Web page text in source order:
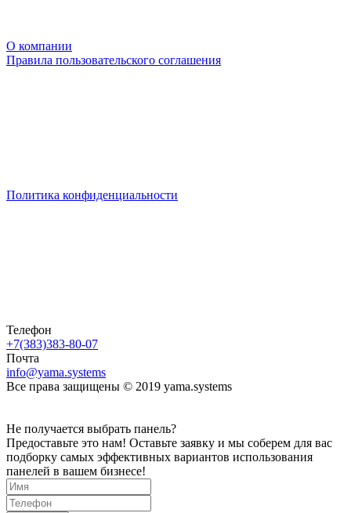
О компании
Правила пользовательского соглашения
Политика конфиденциальности
Телефон
+7(383)383-80-07
Почта
info@yama.systems
Все права защищены © 2019 yama.systems
Не получается выбрать панель?
Предоставьте это нам! Оставьте заявку и мы соберем для вас
подборку самых эффективных вариантов использования
панелей в вашем бизнесе!